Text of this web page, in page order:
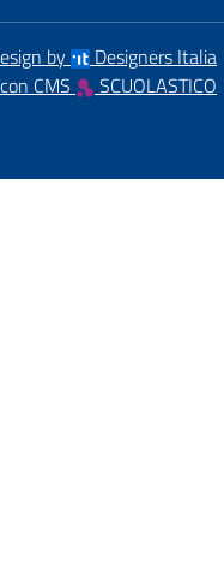
by
Designers Italia
CMS
SCUOLASTICO